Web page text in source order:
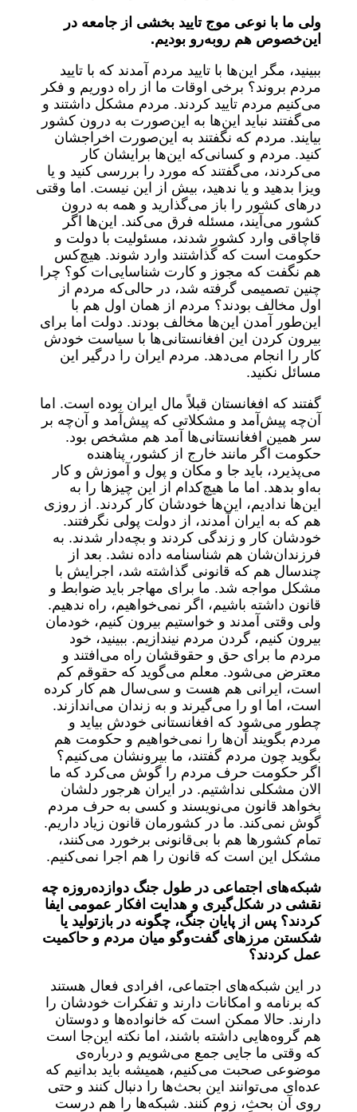
ولی ما با نوعی موج تایید بخشی از جامعه در
این‌خصوص هم روبه‌رو بودیم.
ببینید، مگر این‌ها با تایید مردم آمدند که با تایید
مردم بروند؟ برخی اوقات ما از راه دوریم و فکر
می‌کنیم مردم تایید کردند. مردم مشکل داشتند و
می‌گفتند نباید این‌ها به این‌صورت به درون کشور
بیایند. مردم که نگفتند به این‌صورت اخراجشان
کنید. مردم و کسانی‌که این‌ها برایشان کار
می‌کردند، می‌گفتند که مورد را بررسی کنید و یا
ویزا بدهید و یا ندهید، بیش از این نیست. اما وقتی
درهای کشور را باز می‌گذارید و همه به درون
کشور می‌آیند، مسئله فرق می‌کند. این‌ها اگر
قاچاقی وارد کشور شدند، مسئولیت با دولت و
حکومت است که گذاشتند وارد شوند. هیچ‌کس
هم نگفت که مجوز و کارت شناسایی‌ات کو؟ چرا
چنین تصمیمی گرفته شد، در حالی‌که مردم از
اول مخالف بودند؟ مردم از همان اول هم با
این‌طور آمدن این‌ها مخالف بودند. دولت اما برای
بیرون کردن این افغانستانی‌ها با سیاست خودش
کار را انجام می‌دهد. مردم ایران را درگیر این
مسائل نکنید.
گفتند که افغانستان قبلاً مال ایران بوده است. اما
آن‌چه پیش‌آمد و مشکلاتی که پیش‌آمد و آن‌چه بر
سر همین افغانستانی‌ها آمد هم مشخص بود.
حکومت اگر مانند خارج از کشور، پناهنده
می‌پذیرد، باید جا و مکان و پول و آموزش و کار
به‌او بدهد. اما ما هیچ‌کدام از این چیزها را به
این‌ها ندادیم، این‌ها خودشان کار کردند. از روزی
هم که به ایران آمدند، از دولت پولی نگرفتند.
خودشان کار و زندگی کردند و بچه‌دار شدند. به
فرزندان‌شان هم شناسنامه داده نشد. بعد از
چندسال هم که قانونی گذاشته شد، اجرایش با
مشکل مواجه شد. ما برای مهاجر باید ضوابط و
قانون داشته باشیم، اگر نمی‌خواهیم، راه ندهیم.
ولی وقتی آمدند و خواستیم بیرون کنیم، خودمان
بیرون کنیم، گردن مردم نیندازیم. ببینید، خود
مردم ما برای حق و حقوقشان راه می‌افتند و
معترض می‌شود. معلم می‌گوید که حقوقم کم
است، ایرانی هم هست و سی‌سال هم کار کرده
است، اما او را می‌گیرند و به زندان می‌اندازند.
چطور می‌شود که افغانستانی خودش بیاید و
مردم بگویند آن‌ها را نمی‌خواهیم و حکومت هم
بگوید چون مردم گفتند، ما بیرونشان می‌کنیم؟
اگر حکومت حرف مردم را گوش می‌کرد که ما
الان مشکلی نداشتیم. در ایران هرجور دلشان
بخواهد قانون می‌نویسند و کسی به حرف مردم
گوش نمی‌کند. ما در کشورمان قانون زیاد داریم.
تمام کشورها هم با بی‌قانونی برخورد می‌کنند،
مشکل این است که قانون را هم اجرا نمی‌کنیم.
شبکه‌های اجتماعی در طول جنگ دوازده‌روزه چه
نقشی در شکل‌گیری و هدایت افکار عمومی ایفا
کردند؟ پس از پایان جنگ، چگونه در بازتولید یا
شکستن مرزهای گفت‌وگو میان مردم و حاکمیت
عمل کردند؟
در این شبکه‌های اجتماعی، افرادی فعال هستند
که برنامه و امکانات دارند و تفکرات خودشان را
دارند. حالا ممکن است که خانواده‌ها و دوستان
هم گروه‌هایی داشته باشند، اما نکته این‌جا است
که وقتی ما جایی جمع می‌شویم و درباره‌ی
موضوعی صحبت می‌کنیم، همیشه باید بدانیم که
عده‌ای می‌توانند این بحث‌ها را دنبال کنند و حتی
روی آن بحث، زوم کنند. شبکه‌ها را هم درست